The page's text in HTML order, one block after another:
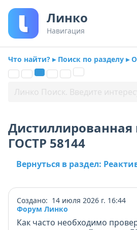
Линко
Навигация
Что найти? ▸ Поиск по разделу ▸
Дистиллированная
ГОСТР 58144
Вернуться в раздел:
Создано: 14 июля 2026 г. 16:44
Форум Линко
Как часто необходимо